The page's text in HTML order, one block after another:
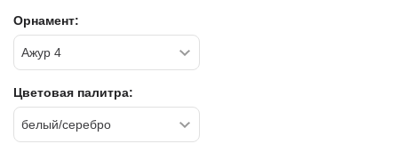
Орнамент:
Цветовая палитра: